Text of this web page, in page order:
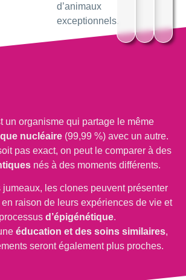
d’animaux
exceptionnels.
un organisme qui partage le même
nucléaire (99,99 %) avec un autre.
pas exact, on peut le comparer à des
nés à des moments différents.
jumeaux, les clones peuvent présenter
en raison de leurs expériences de vie et
d’épigénétique.
éducation et des soins similaires,
seront également plus proches.